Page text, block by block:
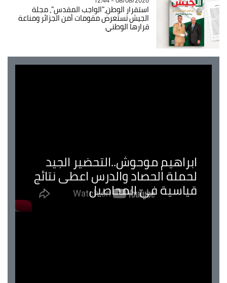
استقرار الوطن،"الواجب المقدس"، مجلة
الجيش تستعرض مقومات أمن الجزائر ومناعة
قرارها الوطني
ابراهيم موحوش..التحضير الجيد
لحملة الحصاد والدرس اعطى نتائج
قياسية في المحاصيل